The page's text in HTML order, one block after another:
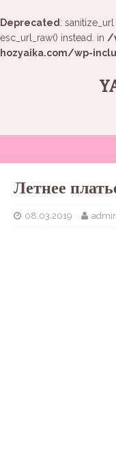
Deprecated : sanitize_url
esc_url_raw() instead. in /
hozyaika.com/wp-
Летнее
08.03.2019